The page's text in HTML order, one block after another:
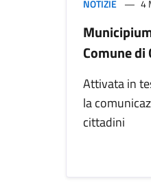
NOTIZIE 4
Comune di
Attivata in
la
cittadini